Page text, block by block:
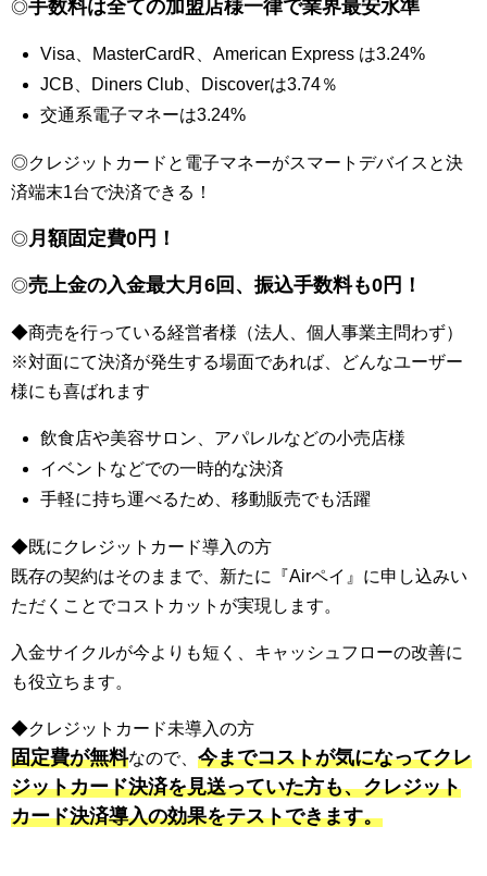
◎手数料は全ての加盟店様一律で業界最安水準
Visa、MasterCardR、American Express は3.24%
JCB、Diners Club、Discoverは3.74％
交通系電子マネーは3.24%
◎クレジットカードと電子マネーがスマートデバイスと決
済端末1台で決済できる！
◎月額固定費0円！
◎売上金の入金最大月6回、振込手数料も0円！
◆商売を行っている経営者様（法人、個人事業主問わず）
※対面にて決済が発生する場面であれば、どんなユーザー
様にも喜ばれます
飲食店や美容サロン、アパレルなどの小売店様
イベントなどでの一時的な決済
手軽に持ち運べるため、移動販売でも活躍
◆既にクレジットカード導入の方
既存の契約はそのままで、新たに『Airペイ』に申し込みい
ただくことでコストカットが実現します。
入金サイクルが今よりも短く、キャッシュフローの改善に
も役立ちます。
◆クレジットカード未導入の方
固定費が無料なので、 今までコストが気になってクレ
ジットカード決済を見送っていた方も、クレジット
カード決済導入の効果をテストできます。